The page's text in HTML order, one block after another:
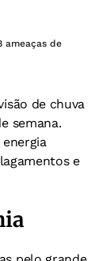
ameaças de
de chuva
semana.
e